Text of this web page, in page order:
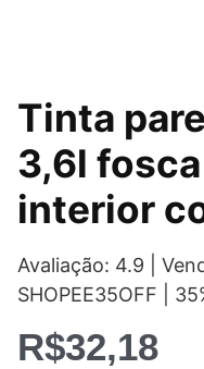
Tinta
3,6l
interior
Avaliação: 4.9 |
SHOPEE35OFF |
R$32,18